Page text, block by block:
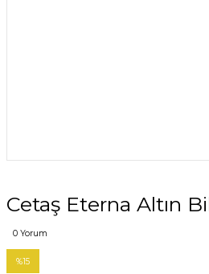
Cetaş Eterna Altın
0 Yorum
%15